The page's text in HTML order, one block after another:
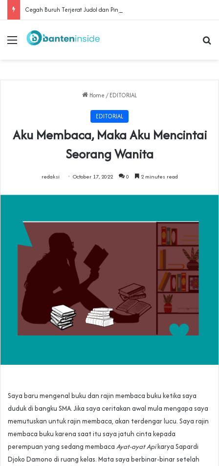
Menu
Home / EDITORIAL
EDITORIAL
Aku Membaca, Maka Aku Mencintai
Seorang Wanita
redaksi October 17, 2022 0 2 minutes read
Saya baru mengenal buku dan rajin membaca buku ketika saya
duduk di bangku SMA. Jika saya ceritakan awal mula mengapa saya
memutuskan untuk rajin membaca, akan terdengar lucu. Saya rajin
membaca buku karena saat itu saya jatuh cinta kepada
perempuan yang sedang membaca Ayat-ayat Apikarya Sapardi
Djoko Damono di ruang kelas. Mata saya berbinar-binar setelah